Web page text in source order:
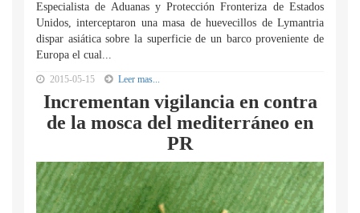
Especialista de Aduanas y Protección Fronteriza de Estados
Unidos, interceptaron una masa de huevecillos de Lymantria
dispar asiática sobre la superficie de un barco proveniente de
Europa el cual...
2015-05-15 Leer mas...
Incrementan vigilancia en contra
de la mosca del mediterráneo en
PR